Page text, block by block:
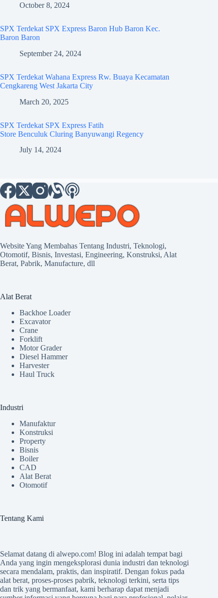
October 8, 2024
SPX Terdekat SPX Express Baron Hub Baron Kec.
Baron Baron
September 24, 2024
SPX Terdekat Wahana Express Rw. Buaya Kecamatan
Cengkareng West Jakarta City
March 20, 2025
SPX Terdekat SPX Express Fatih
Store Benculuk Cluring Banyuwangi Regency
July 14, 2024
Website Yang Membahas Tentang Industri, Teknologi,
Otomotif, Bisnis, Investasi, Engineering, Konstruksi, Alat
Berat, Pabrik, Manufacture, dll
Alat Berat
Backhoe Loader
Excavator
Crane
Forklift
Motor Grader
Diesel Hammer
Harvester
Haul Truck
Industri
Manufaktur
Konstruksi
Property
Bisnis
Boiler
CAD
Alat Berat
Otomotif
Tentang Kami
Selamat datang di alwepo.com! Blog ini adalah tempat bagi
Anda yang ingin mengeksplorasi dunia industri dan teknologi
secara mendalam, praktis, dan inspiratif. Dengan fokus pada
alat berat, proses-proses pabrik, teknologi terkini, serta tips
dan trik yang bermanfaat, kami berharap dapat menjadi